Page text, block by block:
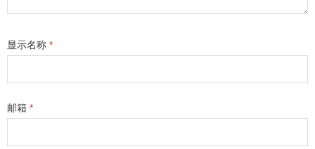
显示名称 *
邮箱 *